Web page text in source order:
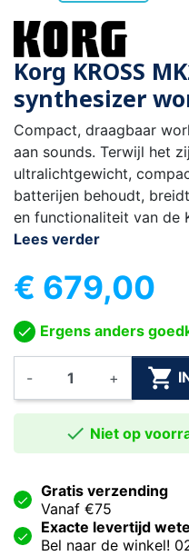
Korg KROSS
synthesizer
Compact, draagbaar
aan sounds. Terwijl het
ultralichtgewicht,
batterijen behoudt,
en functionaliteit van de
Lees verder
€ 679,00
Ergens anders
- + 
 Niet op
Gratis verzending
Vanaf €75
Exacte levertijd
Bel naar de winkel!